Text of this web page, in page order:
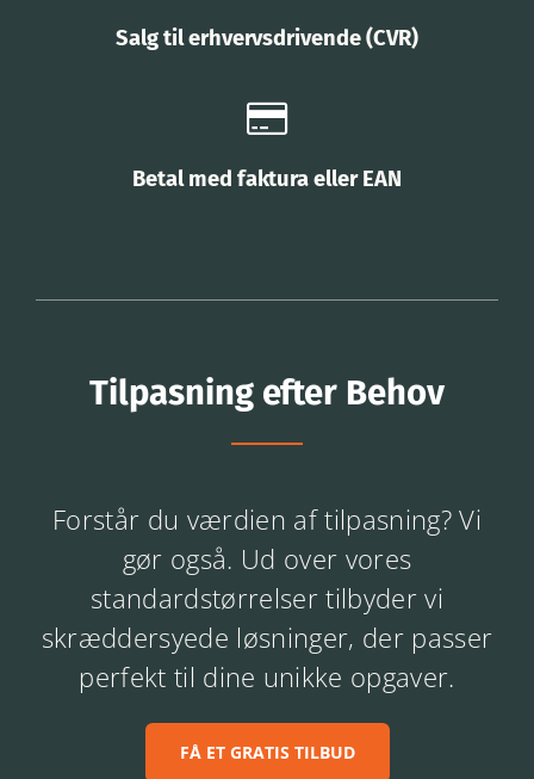
Salg til erhvervsdrivende (CVR)
Betal med faktura eller EAN
Tilpasning efter Behov
Forstår du værdien af tilpasning? Vi
gør også. Ud over vores
standardstørrelser tilbyder vi
skræddersyede løsninger, der passer
perfekt til dine unikke opgaver.
FÅ ET GRATIS TILBUD